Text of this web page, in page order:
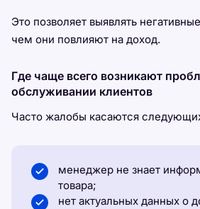
Это позволяет выявлять
чем они повлияют на доход.
Где чаще всего возникают
обслуживании клиентов
Часто жалобы касаются
менеджер не знает
товара;
нет актуальных данных о